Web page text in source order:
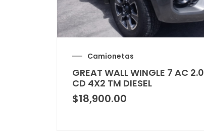
Camionetas
GREAT WALL WINGLE 7 AC 2.0
CD 4X2 TM DIESEL
$18,900.00